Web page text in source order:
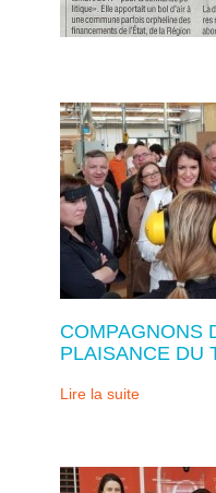
COMPAGNONS
PLAISANCE DU
Lire la suite